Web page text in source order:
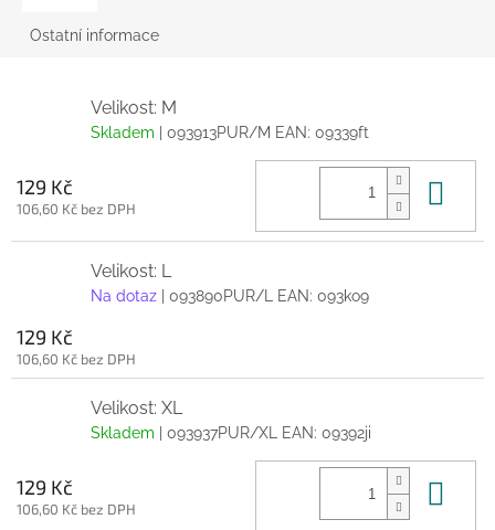
Ostatní informace
Velikost: M
Skladem | 093913PUR/M EAN: 09339ft
129 Kč
106,60 Kč bez DPH
Velikost: L
Na dotaz | 093890PUR/L EAN: 093ko9
129 Kč
106,60 Kč bez DPH
Velikost: XL
Skladem | 093937PUR/XL EAN: 09392ji
129 Kč
106,60 Kč bez DPH